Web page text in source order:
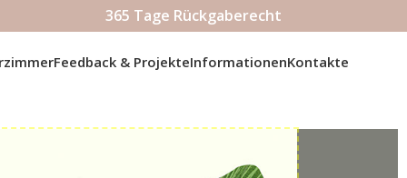
365 Tage Rückgaberecht
Feedback & ProjekteInformationenKontakte